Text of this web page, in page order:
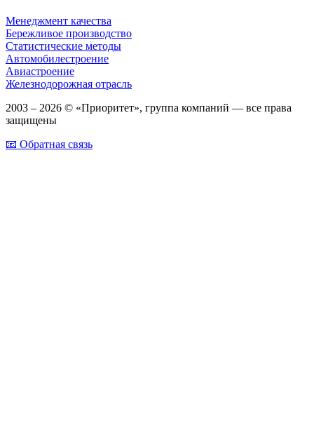
Менеджмент качества
Бережливое производство
Статистические методы
Автомобилестроение
Авиастроение
Железнодорожная отрасль
2003 – 2026 © «Приоритет», группа компаний — все права
защищены
📧 Обратная связь